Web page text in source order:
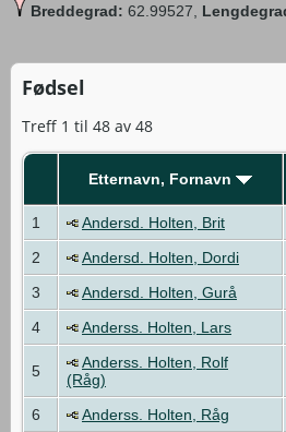
Breddegrad: 62.99527,
Fødsel
Treff 1 til 48 av 48
Etternavn, Fornavn
1 Andersd. Holten, Brit
2
Andersd. Holten, Dordi
3
Andersd. Holten, Gurå
4
Anderss. Holten, Lars
5
Anderss. Holten, Rolf
(Råg)
6 Anderss. Holten, Råg